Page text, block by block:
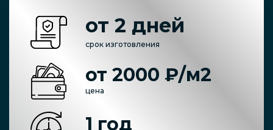
от 2 дней
срок изготовления
от 2000 ₽/м2
цена
1 год